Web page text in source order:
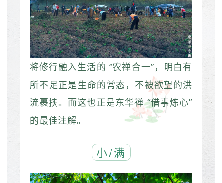
将修行融入生活的 “农禅合一”，明白有
所不足正是生命的常态，不被欲望的洪
流裹挟。而这也正是东华禅 “借事炼心”
的最佳注解。
小/满